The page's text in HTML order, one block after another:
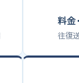
料金
往復